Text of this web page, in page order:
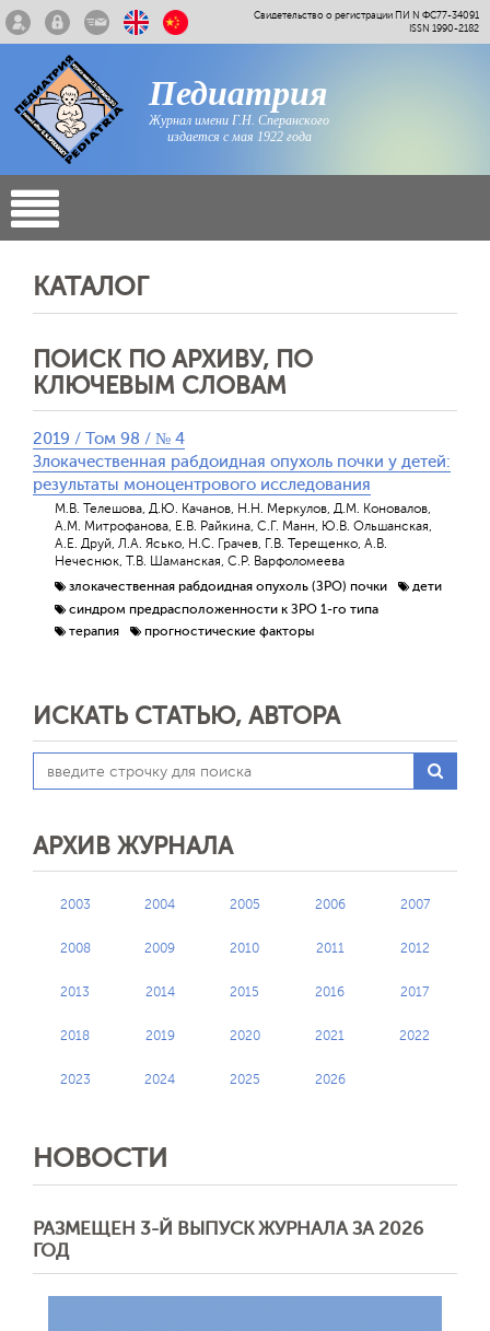
Свидетельство о регистрации ПИ N ФС77-34091
ISSN 1990-2182
Педиатрия
Журнал имени Г.Н. Сперанского
издается с мая 1922 года
КАТАЛОГ
ПОИСК ПО АРХИВУ, ПО
КЛЮЧЕВЫМ СЛОВАМ
2019 / Том 98 / № 4
Злокачественная рабдоидная опухоль почки у детей:
результаты моноцентрового исследования
М.В. Телешова, Д.Ю. Качанов, Н.Н. Меркулов, Д.М. Коновалов,
А.М. Митрофанова, Е.В. Райкина, С.Г. Манн, Ю.В. Ольшанская,
А.Е. Друй, Л.А. Ясько, Н.С. Грачев, Г.В. Терещенко, А.В.
Нечеснюк, Т.В. Шаманская, С.Р. Варфоломеева
злокачественная рабдоидная опухоль (ЗРО) почки
дети
синдром предрасположенности к ЗРО 1-го типа
терапия
прогностические факторы
ИСКАТЬ СТАТЬЮ, АВТОРА
АРХИВ ЖУРНАЛА
2003 2004 2005 2006 2007
2008 2009 2010 2011 2012
2013 2014 2015 2016 2017
2018 2019 2020 2021 2022
2023 2024 2025 2026
НОВОСТИ
РАЗМЕЩЕН 3-Й ВЫПУСК ЖУРНАЛА ЗА 2026
ГОД